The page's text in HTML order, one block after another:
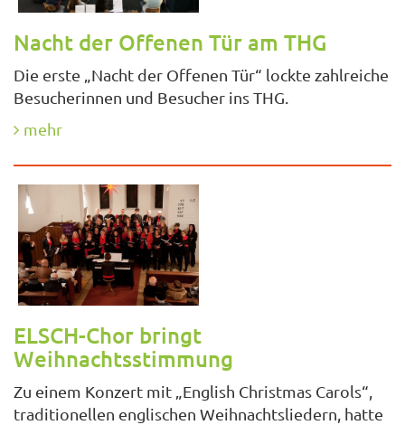
Nacht der Offenen Tür am THG
Die erste „Nacht der Offenen Tür“ lockte zahlreiche
Besucherinnen und Besucher ins THG.
mehr
ELSCH-Chor bringt
Weihnachtsstimmung
Zu einem Konzert mit „English Christmas Carols“,
traditionellen englischen Weihnachtsliedern, hatte